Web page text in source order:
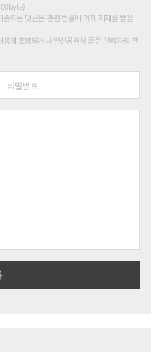
하는 댓글은 관련 법률에 의해 제재를 받을
에 포함되거나 인신공격성 글은 관리자의 판